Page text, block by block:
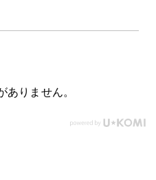
ありません。